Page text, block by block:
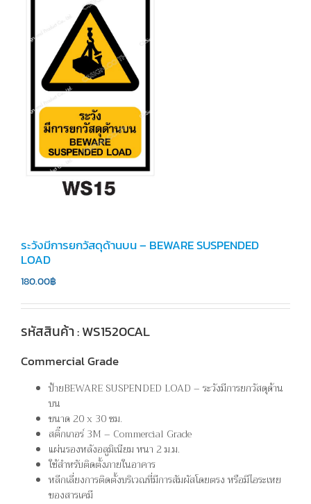
ระวังมีการยกวัสดุด้านบน – BEWARE SUSPENDED
LOAD
180.00฿
รหัสสินค้า : WS1520CAL
Commercial Grade
ป้ายBEWARE SUSPENDED LOAD – ระวังมีการยกวัสดุด้าน
บน
ขนาด 20 x 30 ซม.
สติ๊กเกอร์ 3M – Commercial Grade
แผ่นรองหลังอลูมิเนียม หนา 2 ม.ม.
ใช้สำหรับติดตั้งภายในอาคาร
หลีกเลี่ยงการติดตั้งบริเวณที่มีการสัมผัสโดยตรง หรือมีไอระเหย
ของสารเคมี